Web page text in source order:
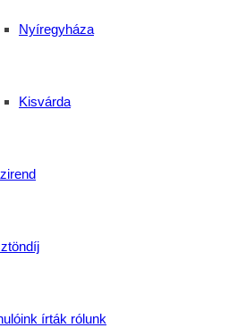
Nyíregyháza
Kisvárda
írták rólunk
,oktatás
közösségek